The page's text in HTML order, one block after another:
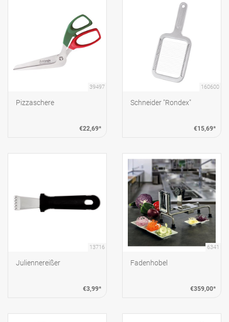
39497
Pizzaschere
€22,69*
160600
Schneider "Rondex"
€15,69*
13716
Juliennereißer
€3,99*
6341
Fadenhobel
€359,00*